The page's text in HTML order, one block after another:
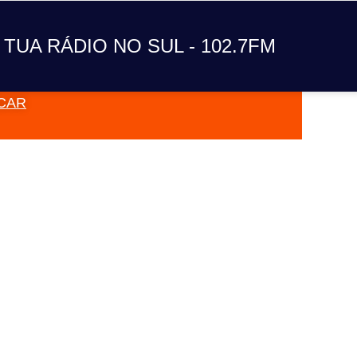
TUA RÁDIO NO SUL - 102.7FM
A TUA RÁDIO NO SUL